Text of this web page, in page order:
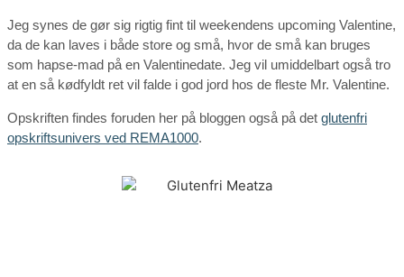
Jeg synes de gør sig rigtig fint til weekendens upcoming Valentine,
da de kan laves i både store og små, hvor de små kan bruges
som hapse-mad på en Valentinedate. Jeg vil umiddelbart også tro
at en så kødfyldt ret vil falde i god jord hos de fleste Mr. Valentine.
Opskriften findes foruden her på bloggen også på det glutenfri
opskriftsunivers ved REMA1000.